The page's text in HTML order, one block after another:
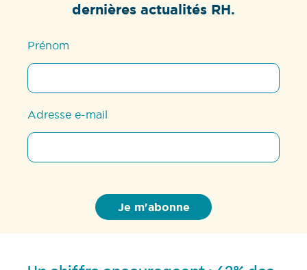
dernières actualités RH.
Prénom
Adresse e-mail